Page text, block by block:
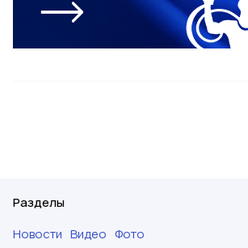
Разделы
Новости Видео Фото